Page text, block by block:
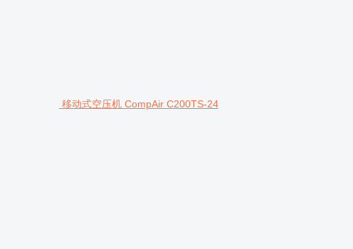
移动式空压机 CompAir C200TS-24